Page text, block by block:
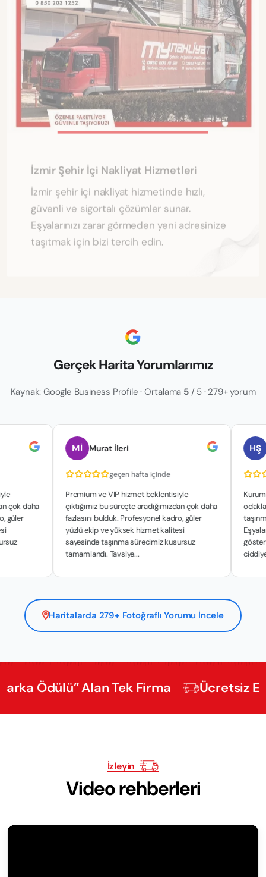
İzmir şehir içi nakliyat hizmetinde hızlı,
güvenli ve sigortalı çözümler sunar.
Eşyalarınızı zarar görmeden yeni adresinize
taşıtmak için bizi tercih edin.
Gerçek Harita Yorumlarımız
Kaynak: Google Business Profile · Ortalama 5/ 5 · 279+ yorum
Murat İleri
geçen hafta içinde
Premium ve VIP hizmet beklentisiyle
çıktığımız bu süreçte aradığımızdan çok daha
fazlasını bulduk. Profesyonel kadro, güler
yüzlü ekip ve yüksek hizmet kalitesi
sayesinde taşınma sürecimiz kusursuz
tamamlandı. Tavsiye...
hakan
Kurumsal
odaklanan
taşınma
gösterdikleri
ciddiyetle y...
Haritalarda 279+ Fotoğraflı Yorumu İncele
Alan Tek Firma Ücretsiz Ekspertiz
İzleyin
Video rehberleri